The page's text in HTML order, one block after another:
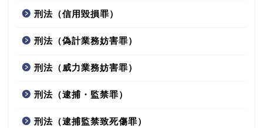
刑法（信用毀損罪）
刑法（偽計業務妨害罪）
刑法（威力業務妨害罪）
刑法（逮捕・監禁罪）
刑法（逮捕監禁致死傷罪）